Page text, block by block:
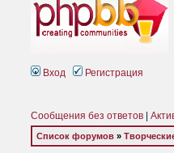
Вход Регистрация
Сообщения без ответов
Список форумов »